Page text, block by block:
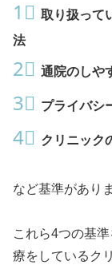
1⃣ 取り扱って
法
2⃣ 通院のしや
3⃣ プライバシ
4⃣ クリニック
など基準があり
これら4つの基
療をしているク